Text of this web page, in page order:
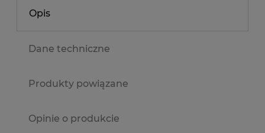
Opis
Dane techniczne
Produkty powiązane
Opinie o produkcie